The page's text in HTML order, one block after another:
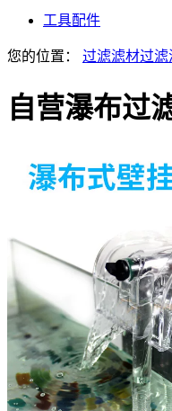
工具配件
您的位置： 过滤滤材过滤
自营瀑布过